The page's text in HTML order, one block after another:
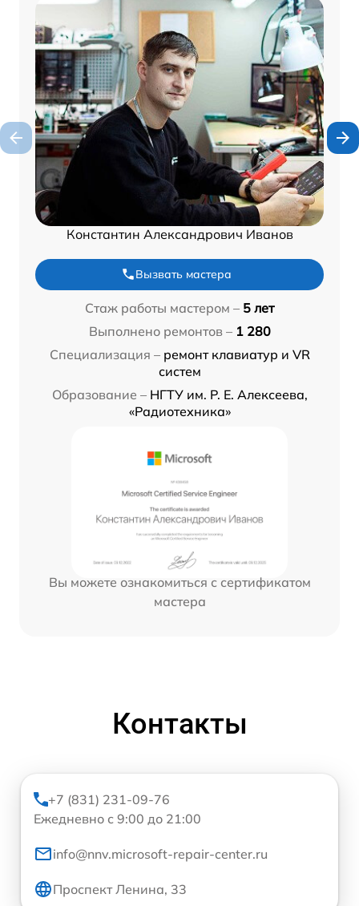
Константин Александрович Иванов
Вызвать мастера
Стаж работы мастером – 5 лет
Выполнено ремонтов – 1 280
Специализация – ремонт клавиатур и VR
систем
Образование – НГТУ им. Р. Е. Алексеева,
«Радиотехника»
Вы можете ознакомиться с сертификатом
мастера
Контакты
+7 (831) 231-09-76
Ежедневно с 9:00 до 21:00
info@nnv.microsoft-repair-center.ru
Проспект Ленина, 33